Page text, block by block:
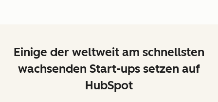
Einige der weltweit am schnellsten
wachsenden Start-ups setzen auf
HubSpot